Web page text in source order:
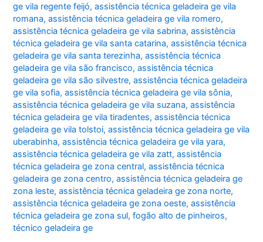
ge vila regente feijó,assistência técnica geladeira ge vila
romana,assistência técnica geladeira ge vila romero,
assistência técnica geladeira ge vila sabrina,assistência
técnica geladeira ge vila santa catarina,assistência técnica
geladeira ge vila santa terezinha,assistência técnica
geladeira ge vila são francisco,assistência técnica
geladeira ge vila são silvestre,assistência técnica geladeira
ge vila sofia,assistência técnica geladeira ge vila sônia,
assistência técnica geladeira ge vila suzana,assistência
técnica geladeira ge vila tiradentes,assistência técnica
geladeira ge vila tolstoi,assistência técnica geladeira ge vila
uberabinha,assistência técnica geladeira ge vila yara,
assistência técnica geladeira ge vila zatt,assistência
técnica geladeira ge zona central,assistência técnica
geladeira ge zona centro,assistência técnica geladeira ge
zona leste,assistência técnica geladeira ge zona norte,
assistência técnica geladeira ge zona oeste,assistência
técnica geladeira ge zona sul,fogão alto de pinheiros,
técnico geladeira ge